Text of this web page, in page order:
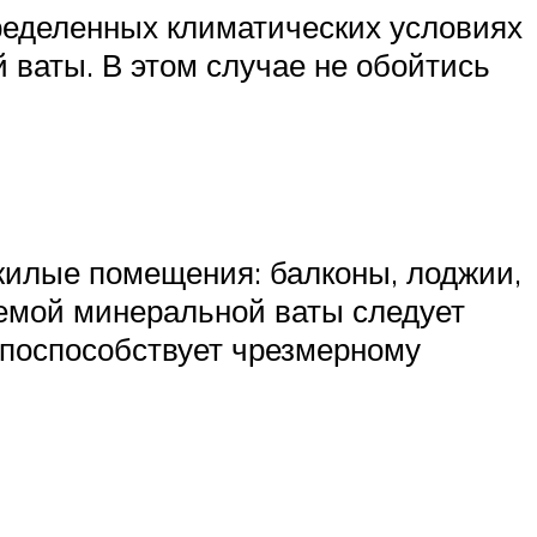
климатических условиях
В этом случае не обойтись
помещения: балконы, лоджии,
минеральной ваты следует
чрезмерному